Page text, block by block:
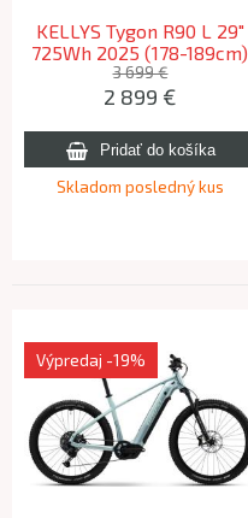
KELLYS Tygon R90 L 29"
725Wh 2025 (178-189cm)
3 699 €
2 899 €
Skladom posledný kus
Výpredaj -19%